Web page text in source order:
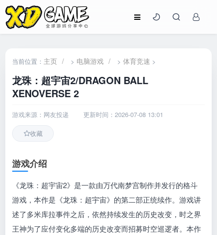
当前位置： 主页 / > 电脑游戏 / >体育竞速 >
龙珠：超宇宙2/DRAGON BALL
XENOVERSE 2
游戏来源：网友投递 更新时间：2026-07-08 13:01
收藏
游戏介绍
《龙珠：超宇宙2》是一款由万代南梦宫制作并发行的格斗
游戏，本作是《龙珠：超宇宙》的第二部正统续作。游戏讲
述了多米库拉事件之后，依然持续发生的历史改变，时之界
王神为了应付变化多端的历史改变而招募时空巡逻者。本作